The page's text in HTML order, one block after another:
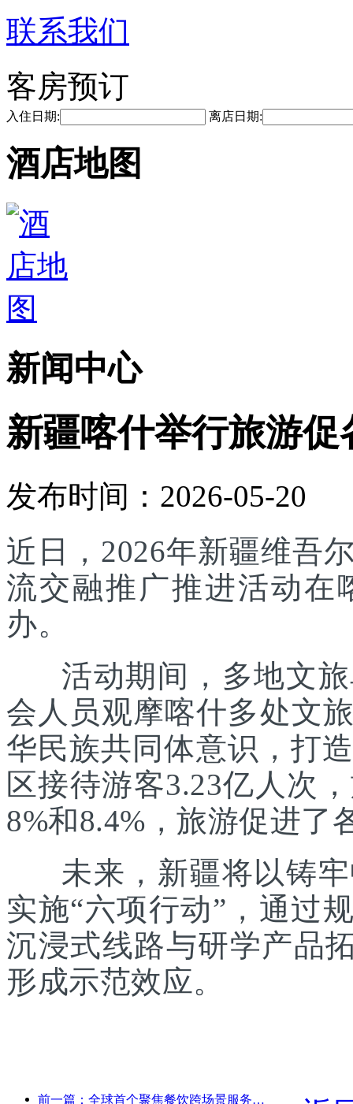
联系我们
客房预订
入住日期: 离店日期:
酒店地图
新闻中心
新疆喀什举行旅游
发布时间：2026-05-20
近日，2026年新疆维吾
流交融推广推进活动在
办。
活动期间，多地文旅
会人员观摩喀什多处文
华民族共同体意识，打
区接待游客3.23亿人次
8%和8.4%，旅游促进了
未来，新疆将以铸牢
实施“六项行动”，通过
沉浸式线路与研学产品
形成示范效应。
前一篇：全球首个聚焦餐饮跨场景服务的人形机器人发布